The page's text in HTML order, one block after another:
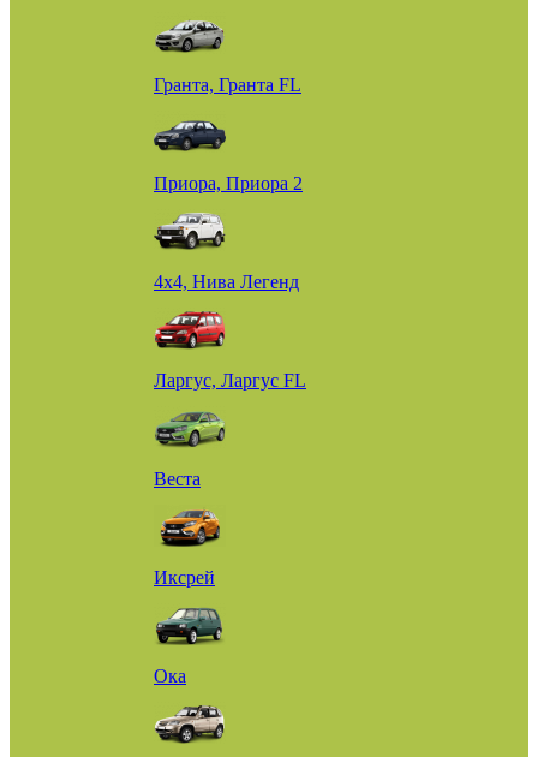
Гранта, Гранта FL
Приора, Приора 2
4х4, Нива Легенд
Ларгус, Ларгус FL
Веста
Иксрей
Ока